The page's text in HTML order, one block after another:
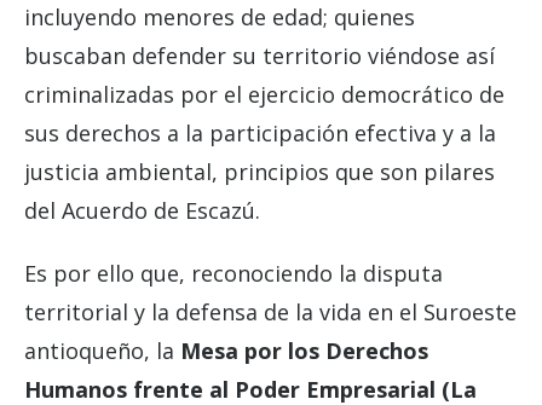
incluyendo menores de edad; quienes
buscaban defender su territorio viéndose así
criminalizadas por el ejercicio democrático de
sus derechos a la participación efectiva y a la
justicia ambiental, principios que son pilares
del Acuerdo de Escazú.
Es por ello que, reconociendo la disputa
territorial y la defensa de la vida en el Suroeste
antioqueño, la Mesa por los Derechos
Humanos frente al Poder Empresarial (La